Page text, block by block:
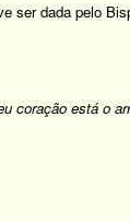
ser dada pelo
coração está o